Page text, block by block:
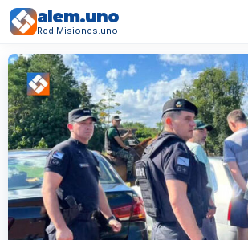
alem.uno
Red Misiones.uno